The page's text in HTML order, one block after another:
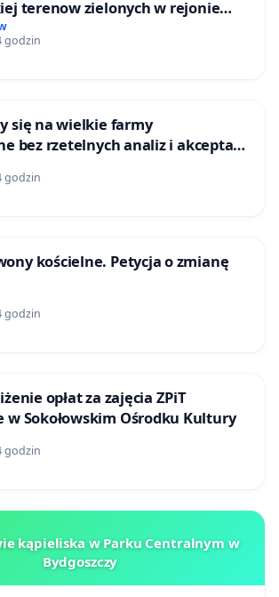
terenow zielonych w rejonie
w Bielsku-Białej
godzin
się na wielkie farmy
bez rzetelnych analiz i akceptacji
godzin
kościelne. Petycja o zmianę
godzin
opłat za zajęcia ZPiT
w Sokołowskim Ośrodku Kultury
godzin
kąpieliska w Parku Centralnym w
Bydgoszczy